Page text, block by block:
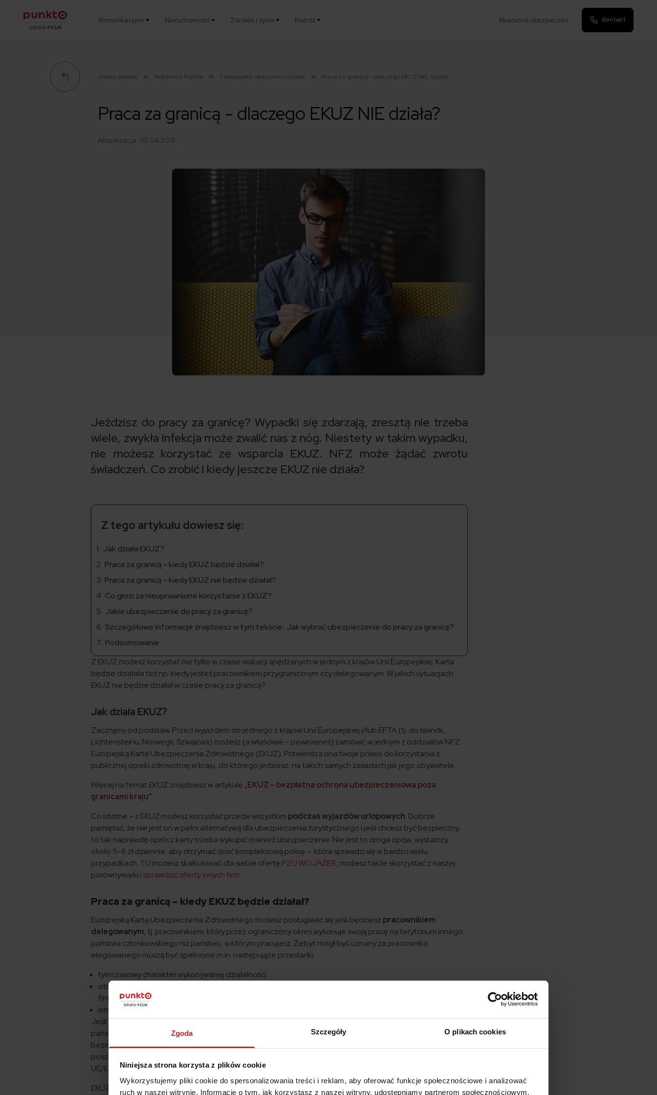
Zgoda Szczegóły O plikach cookies
Niniejsza strona korzysta z plików cookie
Wykorzystujemy pliki cookie do spersonalizowania treści i reklam, aby oferować funkcje społecznościowe i analizować
ruch w naszej witrynie. Informacje o tym, jak korzystasz z naszej witryny, udostępniamy partnerom społecznościowym,
Komunikacyjne Nieruchomości Zdrowie i życie Podróż Akademia ubezpieczeń Kontakt
Strona główna Akademia Punkta Ciekawostki ubezpieczeniowe Praca za granicą - dlaczego EKUZ NIE działa?
Praca za granicą - dlaczego EKUZ NIE działa?
Aktualizacja: 05.04.2018
Jeździsz do pracy za granicę? Wypadki się zdarzają, zresztą nie trzeba
wiele, zwykła infekcja może zwalić nas z nóg. Niestety w takim wypadku,
nie możesz korzystać ze wsparcia EKUZ. NFZ może żądać zwrotu
świadczeń. Co zrobić i kiedy jeszcze EKUZ nie działa?
Z tego artykułu dowiesz się:
Jak działa EKUZ?
Praca za granicą – kiedy EKUZ będzie działał?
Praca za granicą – kiedy EKUZ nie będzie działał?
Co grozi za nieuprawnione korzystanie z EKUZ?
Jakie ubezpieczenie do pracy za granicę?
Szczegółowe informacje znajdziesz w tym tekście: Jak wybrać ubezpieczenie do pracy za granicę?
Podsumowanie
Z EKUZ możesz korzystać nie tylko w czasie wakacji spędzanych w jednym z krajów Unii Europejskiej. Karta
będzie działała też np. kiedy jesteś pracownikiem przygranicznym czy delegowanym. W jakich sytuacjach
EKUZ nie będzie działał w czasie pracy za granicą?
Jak działa EKUZ?
Zacznijmy od podstaw. Przed wyjazdem do jednego z krajów Unii Europejskiej i/lub EFTA (tj. do Islandii,
Lichtensteinu, Norwegii, Szwajcarii) możesz (a właściwie – powinieneś) zamówić w jednym z oddziałów NFZ
Europejską Kartę Ubezpieczenia Zdrowotnego (EKUZ). Potwierdza ona twoje prawo do korzystania z
publicznej opieki zdrowotnej w kraju, do którego jedziesz, na takich samych zasadach jak jego obywatele.
Więcej na temat EKUZ znajdziesz w artykule „EKUZ – bezpłatna ochrona ubezpieczeniowa poza
granicami kraju”
Co istotne – z EKUZ możesz korzystać przede wszystkim podczas wyjazdów urlopowych. Dobrze
pamiętać, że nie jest on w pełni alternatywą dla ubezpieczenia turystycznego i jeśli chcesz być bezpieczny,
to tak naprawdę oprócz karty trzeba wykupić również ubezpieczenie. Nie jest to droga opcja, wystarczy
około 5-6 zł dziennie, aby otrzymać dość kompleksową polisę – która sprawdzi się w bardzo wielu
przypadkach. TU możesz skalkulować dla siebie ofertę PZU WOJAŻER, możesz także skorzystać z naszej
porównywarki i sprawdzić oferty innych firm.
Praca za granicą – kiedy EKUZ będzie działał?
Europejską Kartą Ubezpieczenia Zdrowotnego możesz posługiwać się jeśli będziesz pracownikiem
delegowanym, tj. pracownikiem, który przez ograniczony okres wykonuje swoją pracę na terytorium innego
państwa członkowskiego niż państwo, w którym pracujesz. Żebyś mógł być uznany za pracownika
elegowanego muszą być spełnione m.in. następujące przesłanki:
tymczasowy charakter wykonywanej działalności
istnienie w czasie delegowania bezpośredniego stosunku pracy między pracownikiem a delegującą go
firmą
istnienie rzeczywistego związku między pracodawcą a państwem, z którego pochodzi pracownik.
Jeśli jesteśbezrobotnym, pobierającym w Polsce zasiłek dla bezrobotnych i wyjeżdżasz do jednego z
państw członkowskich UE/EFTA po to, by znaleźć tam pracę, możesz też korzystać z EKUZ. W przypadku
bezrobotnych stosowany jest specjalny rodzaj wniosku, w którym jako cel wyjazdu należy wskazać
poszukiwanie pracy. Z EKUZ będziesz mógł korzystać do momentu podjęcia pracy państwie członkowskim
UE/EFTA, do którego wyjechałeś.
EKUZ będzie też działał jeśli jesteś tzw.
pracownikiem przygranicznym , tj. pracujesz poza Polską ale